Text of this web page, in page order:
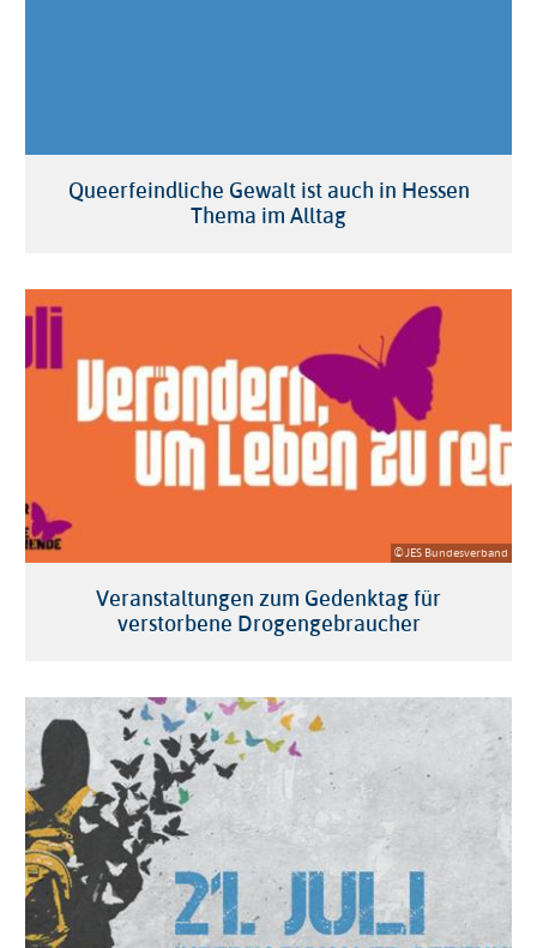
Queerfeindliche Gewalt ist auch in Hessen
Thema im Alltag
© JES Bundesverband
Veranstaltungen zum Gedenktag für
verstorbene Drogengebraucher